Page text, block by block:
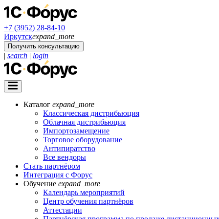
+7 (3952) 28-84-10
Иркутскexpand_more
Получить консультацию
| search | login
Каталог expand_more
Классическая дистрибьюция
Облачная дистрибьюция
Импортозамещение
Торговое оборудование
Антипиратство
Все вендоры
Стать партнёром
Интеграция с Форус
Обучение expand_more
Календарь мероприятий
Центр обучения партнёров
Аттестации